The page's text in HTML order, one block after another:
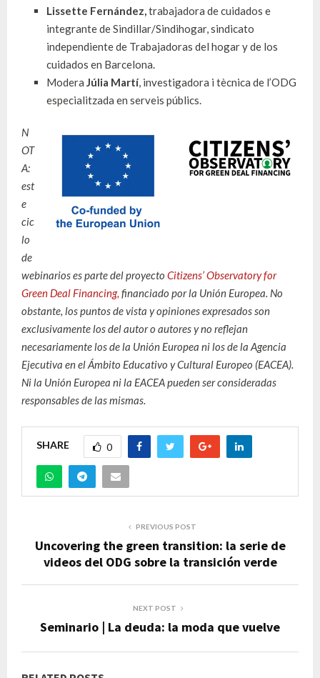
Lissette Fernández,trabajadora de cuidados e
integrante de Sindillar/Sindihogar, sindicato
independiente de Trabajadoras del hogar y de los
cuidados en Barcelona.
Modera Júlia Martí, investigadora i tècnica de l’ODG
especialitzada en serveis públics.
N
OT
A:
est
e
cic
lo
de
webinarios es parte del proyecto Citizens’ Observatory for
Green Deal Financing, financiado por la Unión Europea. No
obstante, los puntos de vista y opiniones expresados son
exclusivamente los del autor o autores y no reflejan
necesariamente los de la Unión Europea ni los de la Agencia
Ejecutiva en el Ámbito Educativo y Cultural Europeo (EACEA).
Ni la Unión Europea ni la EACEA pueden ser consideradas
responsables de las mismas.
SHARE 0
PREVIOUS POST
Uncovering the green transition: la serie de
videos del ODG sobre la transición verde
NEXT POST
Seminario | La deuda: la moda que vuelve